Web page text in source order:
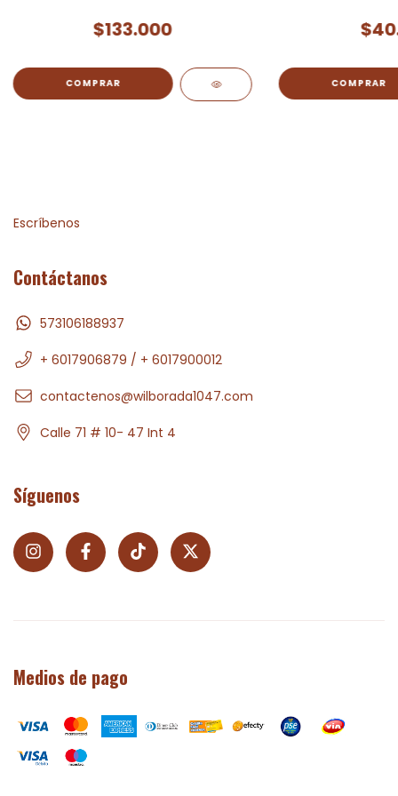
$133.000
Escríbenos
Contáctanos
573106188937
+ 6017906879 / + 6017900012
contactenos@wilborada1047.com
Calle 71 # 10- 47 Int 4
Síguenos
Medios de pago